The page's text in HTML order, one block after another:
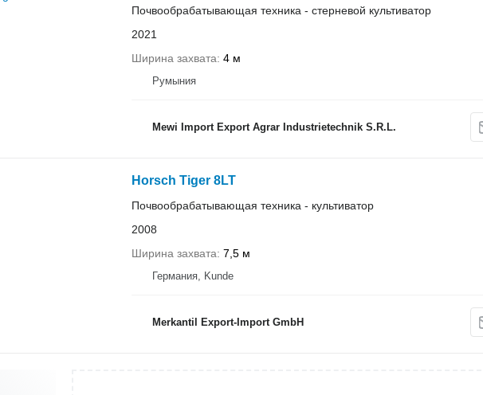
Почвообрабатывающая техника - стерневой культиватор
2021
Ширина захвата 4 м
Румыния
Mewi Import Export Agrar Industrietechnik S.R.L.
Horsch Tiger 8LT
Почвообрабатывающая техника - культиватор
2008
Ширина захвата 7,5 м
Германия, Kunde
Merkantil Export-Import GmbH